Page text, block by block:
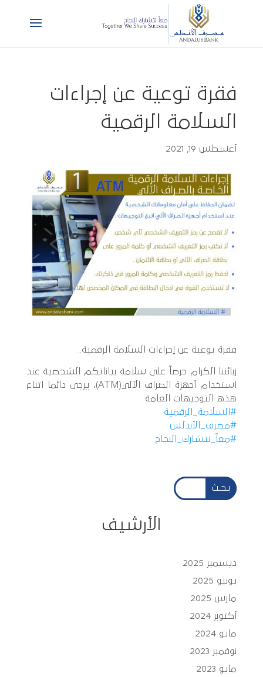
فقرة توعية عن إجراءات
السلامة الرقمية
أغسطس 19, 2021
فقرة توعية عن إجراءات السلامة الرقمية..
زبائننا الكرام حرصاً على سلامة بياناتكم الشخصية عند
استخدام أجهزة الصراف الآلي(ATM)، يرجى دائما اتباع
هذه التوجيهات العامة
#السلامة_الرقمية
#مصرف_الأندلس
#معاً_نتشارك_النجاح
بـحـث
الأرشيف
ديسمبر 2025
يونيو 2025
مارس 2025
أكتوبر 2024
مايو 2024
نوفمبر 2023
مايو 2023